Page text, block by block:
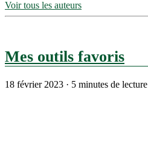
Voir tous les auteurs
Mes outils favoris
18 février 2023 · 5 minutes de lecture